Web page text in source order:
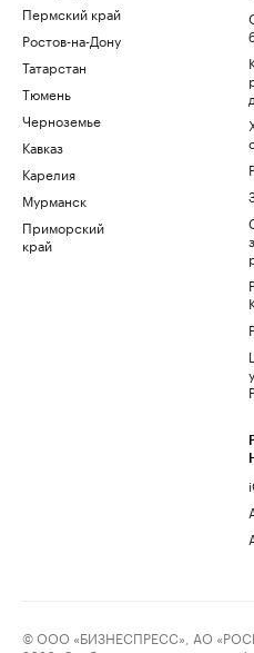
Пермский край
Ростов-на-Дону
Татарстан
Тюмень
Черноземье
Кавказ
Карелия
Мурманск
Приморский
край
© ООО «БИЗНЕСПРЕСС», АО